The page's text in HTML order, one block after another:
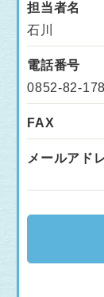
担当者名
石川
電話番号
0852-82-
FAX
メールアド